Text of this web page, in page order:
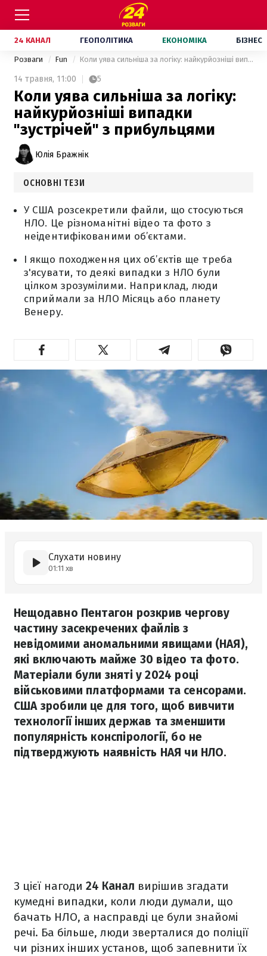
24 КАНАЛ ГЕОПОЛІТИКА ЕКОНОМІКА БІЗНЕС
Розваги Fun Коли уява сильніша за логіку: найкурйозніші випадки "зустрічей" з прибульцями
14 травня, 11:00 5
Коли уява сильніша за логіку:
найкурйозніші випадки
"зустрічей" з прибульцями
Юлія Бражнік
ОСНОВНІ ТЕЗИ
У США розсекретили файли, що стосуються
НЛО. Це різноманітні відео та фото з
неідентифікованими об’єктами.
І якщо походження цих об’єктів ще треба
з'ясувати, то деякі випадки з НЛО були
цілком зрозумілими. Наприклад, люди
сприймали за НЛО Місяць або планету
Венеру.
Слухати новину
01:11 хв
Нещодавно Пентагон розкрив чергову
частину засекречених файлів з
невідомими аномальними явищами (НАЯ),
які включають майже 30 відео та фото.
Матеріали були зняті у 2024 році
військовими платформами та сенсорами.
США зробили це для того, щоб вивчити
технології інших держав та зменшити
популярність конспірології, бо не
підтверджують наявність НАЯ чи НЛО.
З цієї нагоди 24 Канал вирішив згадати
кумедні випадки, коли люди думали, що
бачать НЛО, а насправді це були знайомі
речі. Ба більше, люди зверталися до поліції
чи різних інших установ, щоб запевнити їх